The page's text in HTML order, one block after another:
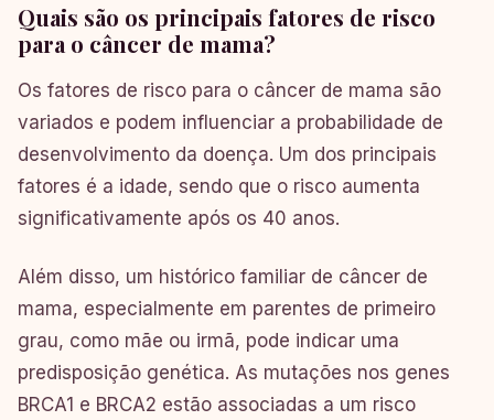
Quais são os principais fatores de risco
para o câncer de mama?
Os fatores de risco para o câncer de mama são
variados e podem influenciar a probabilidade de
desenvolvimento da doença. Um dos principais
fatores é a idade, sendo que o risco aumenta
significativamente após os 40 anos.
Além disso, um histórico familiar de câncer de
mama, especialmente em parentes de primeiro
grau, como mãe ou irmã, pode indicar uma
predisposição genética. As mutações nos genes
BRCA1 e BRCA2 estão associadas a um risco